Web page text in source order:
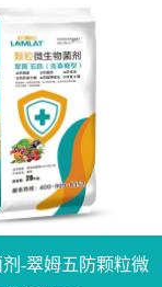
-翠姆五防颗粒微